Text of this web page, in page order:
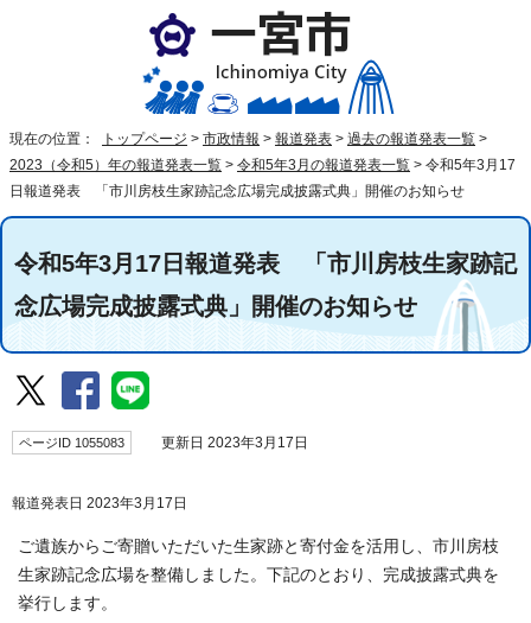
現在の位置： トップページ > 市政情報 > 報道発表 > 過去の報道発表一覧 >
2023（令和5）年の報道発表一覧 > 令和5年3月の報道発表一覧 > 令和5年3月17
日報道発表 「市川房枝生家跡記念広場完成披露式典」開催のお知らせ
令和5年3月17日報道発表 「市川房枝生家跡記
念広場完成披露式典」開催のお知らせ
ページID 1055083 更新日 2023年3月17日
報道発表日 2023年3月17日
ご遺族からご寄贈いただいた生家跡と寄付金を活用し、市川房枝
生家跡記念広場を整備しました。下記のとおり、完成披露式典を
挙行します。